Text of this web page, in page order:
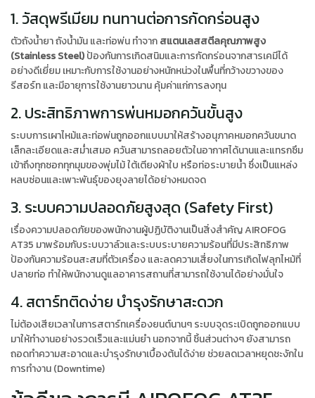
1. วัสดุพรีเมียม ทนทานต่อการกัดกร่อนสูง
ตัวถังน้ำยา ถังน้ำมัน และท่อพ่น ทำจากสแตนเลสสตีลคุณภาพสูง
(Stainless Steel)ป้องกันการเกิดสนิมและการกัดกร่อนจากสารเคมีได้
อย่างดีเยี่ยม เหมาะกับการใช้งานอย่างหนักหน่วงในพื้นที่กว้างขวางของ
รีสอร์ท และมีอายุการใช้งานยาวนาน คุ้มค่าแก่การลงทุน
2. ประสิทธิภาพการพ่นหมอกควันขั้นสูง
ระบบการเผาไหม้และท่อพ่นถูกออกแบบมาให้สร้างอนุภาคหมอกควันขนาด
เล็กละเอียดและสม่ำเสมอ ควันสามารถลอยตัวในอากาศได้นานและแทรกซึม
เข้าถึงทุกซอกทุกมุมของพุ่มไม้ ใต้เตียงผ้าใบ หรือท่อระบายน้ำ ซึ่งเป็นแหล่ง
หลบซ่อนและเพาะพันธุ์ของยุงลายได้อย่างหมดจด
3. ระบบความปลอดภัยสูงสุด (Safety First)
เรื่องความปลอดภัยของพนักงานผู้ปฏิบัติงานเป็นสิ่งสำคัญ AIROFOG
AT35 มาพร้อมกับระบบวาล์วและระบบระบายความร้อนที่มีประสิทธิภาพ
ป้องกันความร้อนสะสมที่ตัวเครื่อง และลดความเสี่ยงในการเกิดไฟลุกไหม้ที่
ปลายท่อ ทำให้พนักงานดูแลอาคารสถานที่สามารถใช้งานได้อย่างมั่นใจ
4. สตาร์ทติดง่าย บำรุงรักษาสะดวก
ไม่ต้องเสียเวลาในการสตาร์ทเครื่องยนต์นานๆ ระบบจุดระเบิดถูกออกแบบ
มาให้ทำงานอย่างรวดเร็วและแม่นยำ นอกจากนี้ ชิ้นส่วนต่างๆ ยังสามารถ
ถอดทำความสะอาดและบำรุงรักษาเบื้องต้นได้ง่าย ช่วยลดเวลาหยุดชะงักใน
การทำงาน (Downtime)